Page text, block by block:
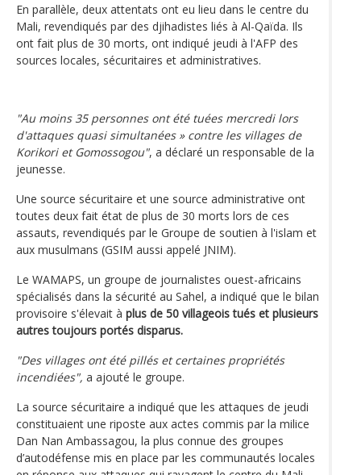
En parallèle, deux attentats ont eu lieu dans le centre du
Mali, revendiqués par des djihadistes liés à Al-Qaïda. Ils
ont fait plus de 30 morts, ont indiqué jeudi à l'AFP des
sources locales, sécuritaires et administratives.
"Au moins 35 personnes ont été tuées mercredi lors
d'attaques quasi simultanées » contre les villages de
Korikori et Gomossogou", a déclaré un responsable de la
jeunesse.
Une source sécuritaire et une source administrative ont
toutes deux fait état de plus de 30 morts lors de ces
assauts, revendiqués par le Groupe de soutien à l'islam et
aux musulmans (GSIM aussi appelé JNIM).
Le WAMAPS, un groupe de journalistes ouest-africains
spécialisés dans la sécurité au Sahel, a indiqué que le bilan
provisoire s'élevait à plus de 50 villageois tués et plusieurs
autres toujours portés disparus.
"Des villages ont été pillés et certaines propriétés
incendiées", a ajouté le groupe.
La source sécuritaire a indiqué que les attaques de jeudi
constituaient une riposte aux actes commis par la milice
Dan Nan Ambassagou, la plus connue des groupes
d’autodéfense mis en place par les communautés locales